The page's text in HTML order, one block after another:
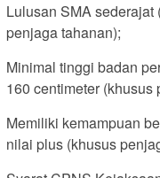
Lulusan SMA
penjaga tahanan);
Minimal tinggi badan
160 centimeter (khusus
Memiliki kemampuan
nilai plus (khusus